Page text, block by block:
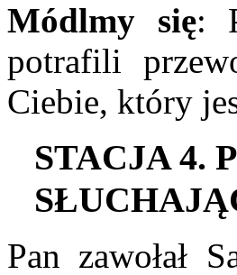
Módlmy się:
potrafili
Ciebie, który
STACJA4. P
Pan zawołał